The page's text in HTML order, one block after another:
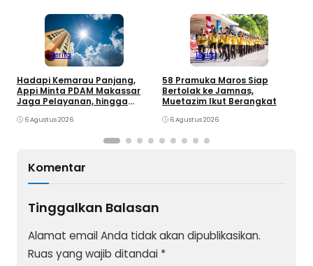
Berita
Hadapi Kemarau Panjang,
Appi Minta PDAM Makassar
Jaga Pelayanan, hingga
6 Agustus 2026
Berita
58 Pramuka Maros Siap
Bertolak ke Jamnas,
Muetazim Ikut Berangkat
6 Agustus 2026
Komentar
Tinggalkan Balasan
Alamat email Anda tidak akan dipublikasikan.
Ruas yang wajib ditandai *